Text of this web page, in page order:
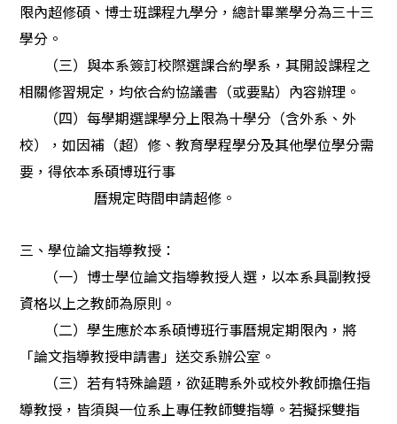
限內超修碩、博士班課程九學分，總計畢業學分為三十三
學分。
（三）與本系簽訂校際選課合約學系，其開設課程之
相關修習規定，均依合約協議書（或要點）內容辦理。
（四）每學期選課學分上限為十學分（含外系、外
校），如因補（超）修、教育學程學分及其他學位學分需
要，得依本系碩博班行事
曆規定時間申請超修。
三、學位論文指導教授：
（一）博士學位論文指導教授人選，以本系具副教授
資格以上之教師為原則。
（二）學生應於本系碩博班行事曆規定期限內，將
「論文指導教授申請書」送交系辦公室。
（三）若有特殊論題，欲延聘系外或校外教師擔任指
導教授，皆須與一位系上專任教師雙指導。若擬採雙指